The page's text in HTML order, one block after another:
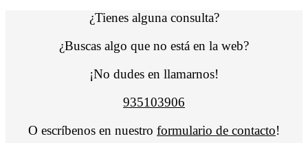
¿Tienes alguna consulta?
¿Buscas algo que no está en la web?
¡No dudes en llamarnos!
935103906
O escríbenos en nuestro formulario de contacto!